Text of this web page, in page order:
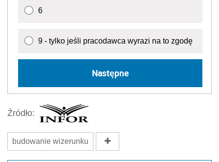
6
9 - tylko jeśli pracodawca wyrazi na to zgodę
Następne
Źródło:
budowanie wizerunku